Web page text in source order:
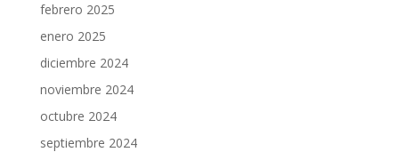
febrero 2025
enero 2025
diciembre 2024
noviembre 2024
octubre 2024
septiembre 2024